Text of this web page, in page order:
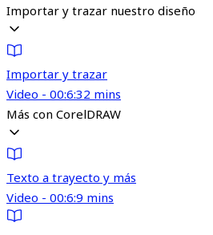
Importar y trazar nuestro diseño
Importar y trazar
Video - 00:6:32 mins
Más con CorelDRAW
Texto a trayecto y más
Video - 00:6:9 mins